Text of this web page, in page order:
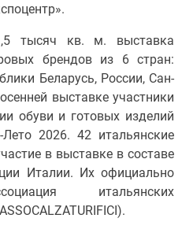
тысяч кв. м. выставка
брендов из 6 стран:
Беларусь, России, Сан-
выставке участники
обуви и готовых изделий
2026. 42 итальянские
в выставке в составе
Италии. Их официально
итальянских